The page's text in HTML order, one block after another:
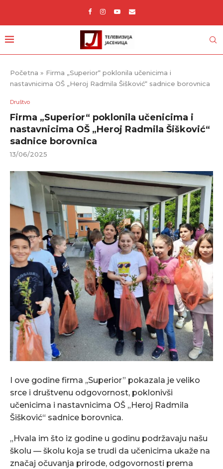
Početna » Firma „Superior“ poklonila učenicima i
nastavnicima OŠ „Heroj Radmila Šišković“ sadnice borovnica
Društvo
Firma „Superior“ poklonila učenicima i
nastavnicima OŠ „Heroj Radmila Šišković“
sadnice borovnica
13/06/2025
I ove godine firma ,,Superior” pokazala je veliko
srce i društvenu odgovornost, poklonivši
učenicima i nastavnicima OŠ „Heroj Radmila
Šišković“ sadnice borovnica.
„Hvala im što iz godine u godinu podržavaju našu
školu — školu koja se trudi da učenicima ukaže na
značaj očuvanja prirode, odgovornosti prema